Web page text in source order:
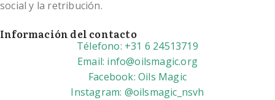
social y la retribución.
Información del contacto
Télefono: +31 6 24513719
Email: info@oilsmagic.org
Facebook: Oils Magic
Instagram: @oilsmagic_nsvh